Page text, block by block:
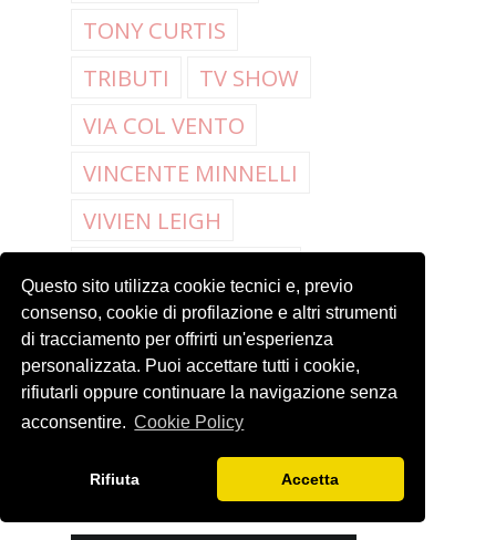
Questo sito utilizza cookie tecnici e, previo
consenso, cookie di profilazione e altri strumenti
di tracciamento per offrirti un'esperienza
personalizzata. Puoi accettare tutti i cookie,
rifiutarli oppure continuare la navigazione senza
acconsentire. Cookie Policy
Rifiuta Accetta
TONY CURTIS
TRIBUTI
TV SHOW
VIA COL VENTO
VINCENTE MINNELLI
VIVIEN LEIGH
WHAT'S MY LINE
WILLIAM TRAVILLA
YUL BRYNNER
ZSA ZSA GABOR